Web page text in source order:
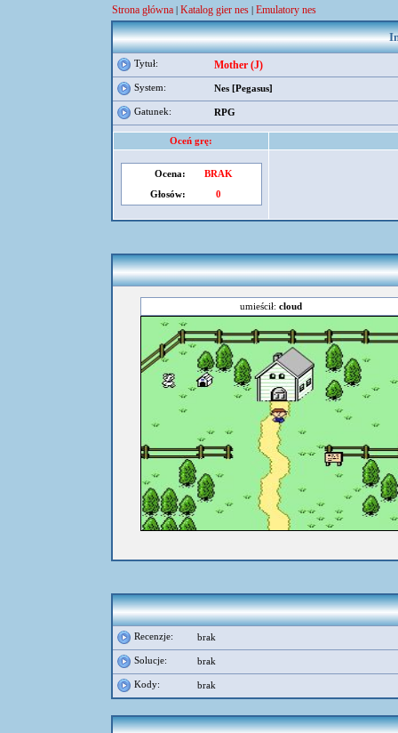
Strona główna | Katalog gier nes | Emulatory nes
Tytuł: Mother (J)
System: Nes [Pegasus]
Gatunek: RPG
Oceń grę:
Ocena:
BRAK
Głosów:
0
umieścił: cloud
Recenzje: brak
Solucje: brak
Kody: brak